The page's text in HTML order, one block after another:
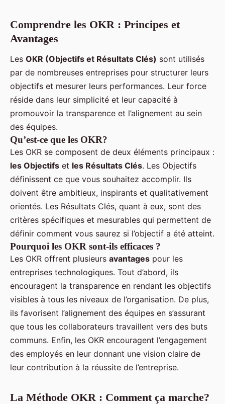
Comprendre les OKR : Principes et
Avantages
Les OKR (Objectifs et Résultats Clés) sont utilisés
par de nombreuses entreprises pour structurer leurs
objectifs et mesurer leurs performances. Leur force
réside dans leur simplicité et leur capacité à
promouvoir la transparence et l’alignement au sein
des équipes.
Qu’est-ce que les OKR?
Les OKR se composent de deux éléments principaux :
les Objectifs et les Résultats Clés. Les Objectifs
définissent ce que vous souhaitez accomplir. Ils
doivent être ambitieux, inspirants et qualitativement
orientés. Les Résultats Clés, quant à eux, sont des
critères spécifiques et mesurables qui permettent de
définir comment vous saurez si l’objectif a été atteint.
Pourquoi les OKR sont-ils efficaces ?
Les OKR offrent plusieurs avantages pour les
entreprises technologiques. Tout d’abord, ils
encouragent la transparence en rendant les objectifs
visibles à tous les niveaux de l’organisation. De plus,
ils favorisent l’alignement des équipes en s’assurant
que tous les collaborateurs travaillent vers des buts
communs. Enfin, les OKR encouragent l’engagement
des employés en leur donnant une vision claire de
leur contribution à la réussite de l’entreprise.
La Méthode OKR : Comment ça marche?